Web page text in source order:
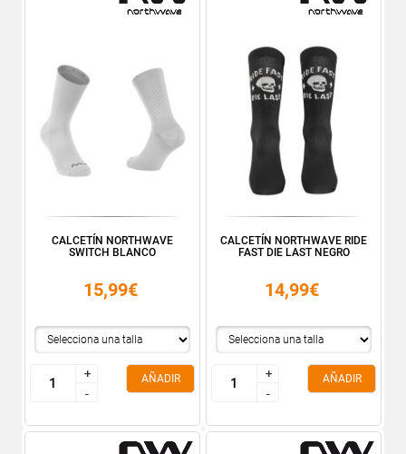
CALCETÍN NORTHWAVE
SWITCH BLANCO
15,99€
+
-
+
-
AÑADIR
CALCETÍN NORTHWAVE RIDE
FAST DIE LAST NEGRO
14,99€
+
-
+
-
AÑADIR